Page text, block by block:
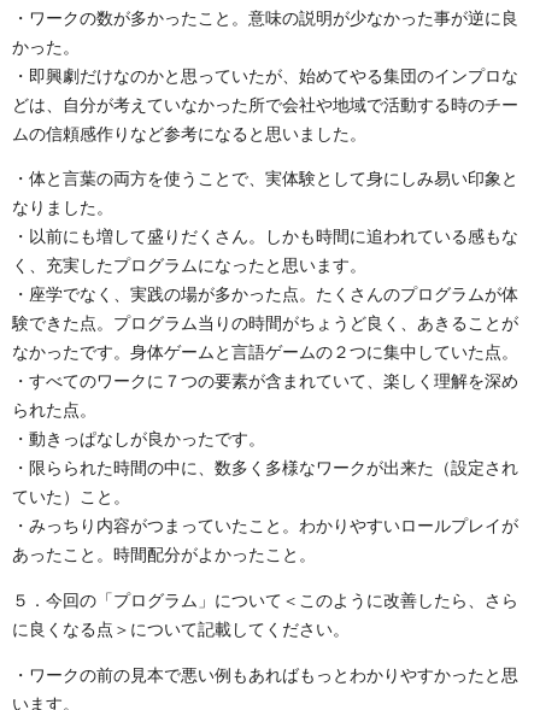
・ワークの数が多かったこと。意味の説明が少なかった事が逆に良
かった。
・即興劇だけなのかと思っていたが、始めてやる集団のインプロな
どは、自分が考えていなかった所で会社や地域で活動する時のチー
ムの信頼感作りなど参考になると思いました。
・体と言葉の両方を使うことで、実体験として身にしみ易い印象と
なりました。
・以前にも増して盛りだくさん。しかも時間に追われている感もな
く、充実したプログラムになったと思います。
・座学でなく、実践の場が多かった点。たくさんのプログラムが体
験できた点。プログラム当りの時間がちょうど良く、あきることが
なかったです。身体ゲームと言語ゲームの２つに集中していた点。
・すべてのワークに７つの要素が含まれていて、楽しく理解を深め
られた点。
・動きっぱなしが良かったです。
・限らられた時間の中に、数多く多様なワークが出来た（設定され
ていた）こと。
・みっちり内容がつまっていたこと。わかりやすいロールプレイが
あったこと。時間配分がよかったこと。
５．今回の「プログラム」について＜このように改善したら、さら
に良くなる点＞について記載してください。
・ワークの前の見本で悪い例もあればもっとわかりやすかったと思
います。